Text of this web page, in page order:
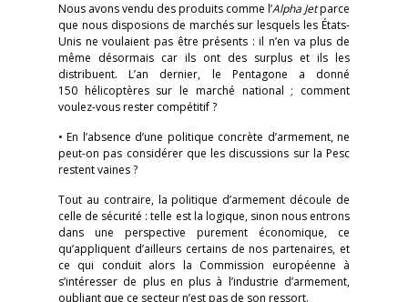
Nous avons vendu des produits comme l’Alpha Jetparce
que nous disposions de marchés sur lesquels les États-
Unis ne voulaient pas être présents : il n’en va plus de
même désormais car ils ont des surplus et ils les
distribuent. L’an dernier, le Pentagone a donné
150 hélicoptères sur le marché national ; comment
voulez-vous rester compétitif ?
• En l’absence d’une politique concrète d’armement, ne
peut-on pas considérer que les discussions sur la Pesc
restent vaines ?
Tout au contraire, la politique d’armement découle de
celle de sécurité : telle est la logique, sinon nous entrons
dans une perspective purement économique, ce
qu’appliquent d’ailleurs certains de nos partenaires, et
ce qui conduit alors la Commission européenne à
s’intéresser de plus en plus à l’industrie d’armement,
oubliant que ce secteur n’est pas de son ressort.